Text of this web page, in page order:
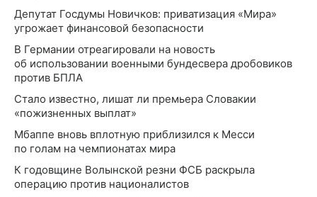
Депутат Госдумы Новичков: приватизация «Мира»
угрожает финансовой безопасности
В Германии отреагировали на новость
об использовании военными бундесвера дробовиков
против БПЛА
Стало известно, лишат ли премьера Словакии
«пожизненных выплат»
Мбаппе вновь вплотную приблизился к Месси
по голам на чемпионатах мира
К годовщине Волынской резни ФСБ раскрыла
операцию против националистов